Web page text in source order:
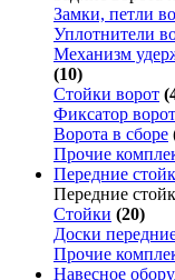
Замки, петли
Уплотнители
Механизм
(10)
Стойки ворот
Фиксатор ворот
Ворота в сборе
Прочие
Передние
Передние
Стойки (20)
Доски
Прочие
Навесное